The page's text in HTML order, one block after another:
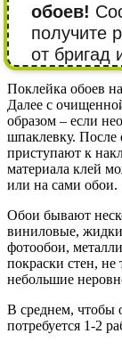
обоев!
получите
от бригад
Поклейка обоев
Далее с
образом – если
шпаклевку. После
приступают к
материала клей
или на сами обои.
Обои бывают
виниловые,
фотообои,
покраски стен, не
небольшие
В среднем, чтобы
потребуется 1-2